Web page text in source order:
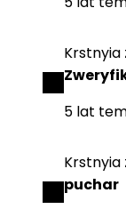
Krstnyia
5 lat
Krstnyia
puchar